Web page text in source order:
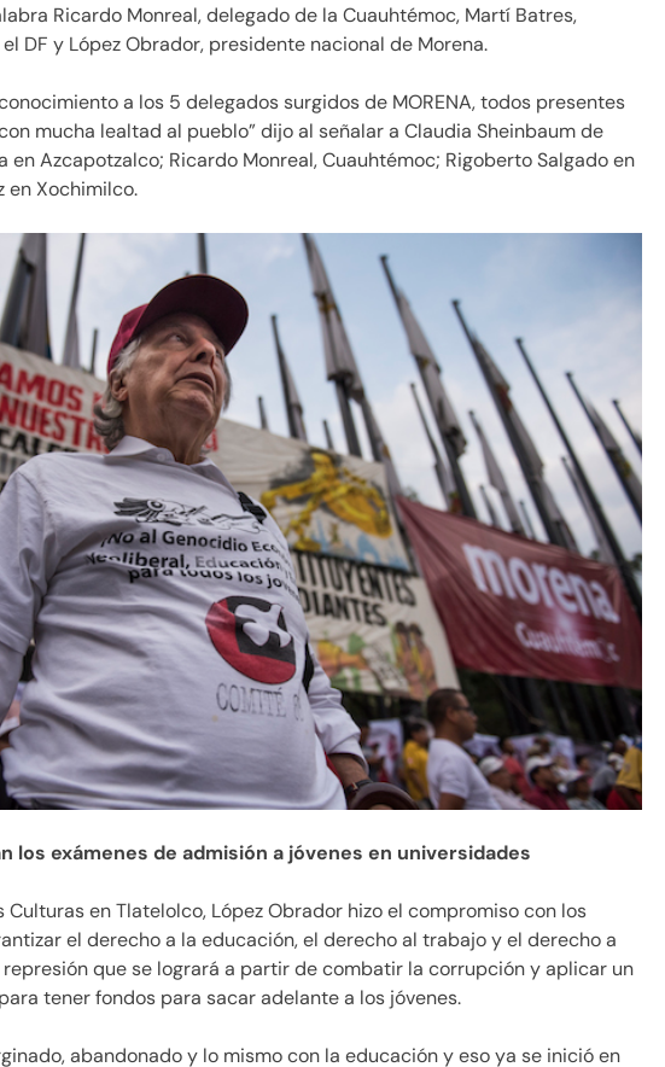
Ricardo Monreal, delegado de la Cuauhtémoc, Martí Batres,
DF y López Obrador, presidente nacional de Morena.
a los 5 delegados surgidos de MORENA, todos presentes
mucha lealtad al pueblo” dijo al señalar a Claudia Sheinbaum de
en Azcapotzalco; Ricardo Monreal, Cuauhtémoc; Rigoberto Salgado en
en Xochimilco.
los exámenes de admisión a jóvenes en universidades
Culturas en Tlatelolco, López Obrador hizo el compromiso con los
el derecho a la educación, el derecho al trabajo y el derecho a
que se logrará a partir de combatir la corrupción y aplicar un
tener fondos para sacar adelante a los jóvenes.
abandonado y lo mismo con la educación y eso ya se inició en